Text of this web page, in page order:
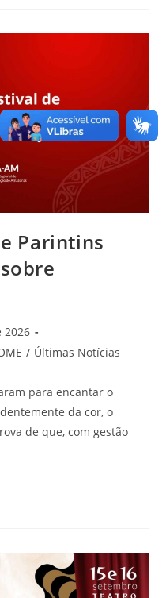
Parintins
2026
/ Últimas Notícias
para encantar o
da cor, o
de que, com gestão